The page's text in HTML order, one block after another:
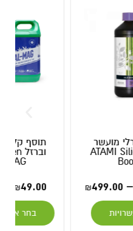
תוסף קלציום מגנזיום
וברזל Johnny Green
49.00
₪169.00
בחר אפשרויות